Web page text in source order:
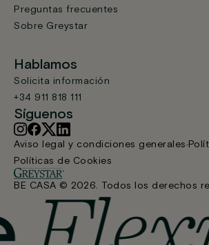
Preguntas frecuentes
Sobre Greystar
Hablamos
Solicita información
+34 911 818 111
Síguenos
Aviso legal y condiciones generales
Políticas de Cookies
BE CASA © 2026. Todos los derechos
Estudio con terraza